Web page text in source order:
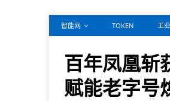
智能网 TOKEN 工
百年凤凰斩
赋能老字号